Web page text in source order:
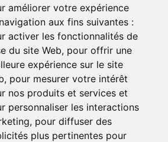
améliorer votre expérience
aux fins suivantes :
activer les fonctionnalités de
du site Web, pour offrir une
expérience sur le site
, pour mesurer votre intérêt
nos produits et services et
personnaliser les interactions
, pour diffuser des
plus pertinentes pour
et laissez-vous transporter dans un
de princesses et de légendes
pour les enfants et d’un quiz pour
à l’assaut de notre château fort
et de son parc de 15 hectares.
auxremparts , desmachines de guerre
en passant par lejardin médiéval
de la basse-cour
l’Histoire prend vie
aventure ludique et immersive au
Deux parcours sensoriels (le chemin
) et un grand labyrinthe de maïs
la découverte de grands espaces